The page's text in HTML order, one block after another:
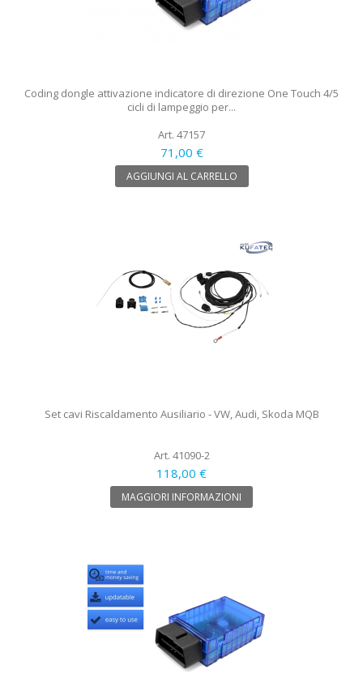
Coding dongle attivazione indicatore di direzione One Touch 4/5
cicli di lampeggio per...
Art. 47157
71,00 €
AGGIUNGI AL CARRELLO
Set cavi Riscaldamento Ausiliario - VW, Audi, Skoda MQB
Art. 41090-2
118,00 €
MAGGIORI INFORMAZIONI